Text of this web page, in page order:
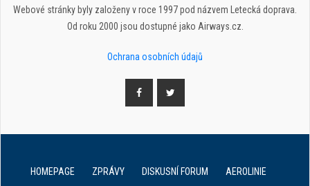
Webové stránky byly založeny v roce 1997 pod názvem Letecká doprava.
Od roku 2000 jsou dostupné jako Airways.cz.
Ochrana osobních údajů
HOMEPAGE ZPRÁVY DISKUSNÍ FORUM AEROLINIE